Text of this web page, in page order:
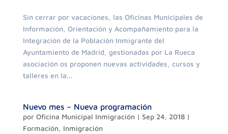
Sin cerrar por vacaciones, las Oficinas Municipales de
Información, Orientación y Acompañamiento para la
Integración de la Población Inmigrante del
Ayuntamiento de Madrid, gestionadas por La Rueca
asociación os proponen nuevas actividades, cursos y
talleres en la...
Nuevo mes – Nueva programación
por Oficina Municipal Inmigración| Sep 24, 2018|
Formación, Inmigración